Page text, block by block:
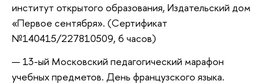
институт открытого образования, Издательский дом
«Первое сентября». (Сертификат
№140415/227810509, 6 часов)
13-ый Московский педагогический марафон
учебных предметов. День французского языка.